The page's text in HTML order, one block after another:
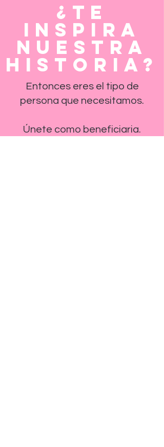
¿Te
inspira
nuestra
historia?
Entonces eres el tipo de
persona que necesitamos.
Únete como beneficiaria.